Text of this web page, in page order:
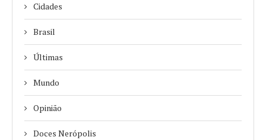
Cidades
Brasil
Últimas
Mundo
Opinião
Doces Nerópolis